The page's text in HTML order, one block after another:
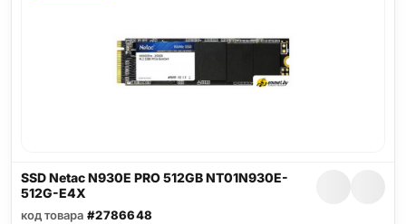
SSD Netac N930E PRO 512GB NT01N930E-
512G-E4X
код товара #2786648